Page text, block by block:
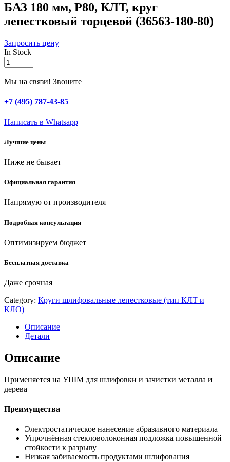
БАЗ 180 мм, P80, КЛТ, круг
лепестковый торцевой (36563-180-80)
Запросить цену
In Stock
БАЗ
180
мм,
КЛТ,
круг
торцевой
180-
quantity
Мы на связи! Звоните
+7 (495) 787-43-85
Написать в Whatsapp
Лучшие цены
Ниже не бывает
Официальная гарантия
Напрямую от производителя
Подробная консультация
Оптимизируем бюджет
Бесплатная доставка
Даже срочная
Category: Круги шлифовальные лепестковые (тип КЛТ и
КЛО)
Описание
Детали
Описание
Применяется на УШМ для шлифовки и зачистки металла и
дерева
Преимущества
Электростатическое нанесение абразивного материала
Упрочнённая стекловолоконная подложка повышенной
стойкости к разрыву
Низкая забиваемость продуктами шлифования